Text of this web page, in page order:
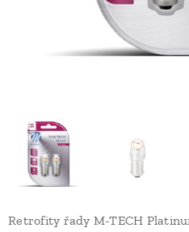
Retrofity řady M-TECH